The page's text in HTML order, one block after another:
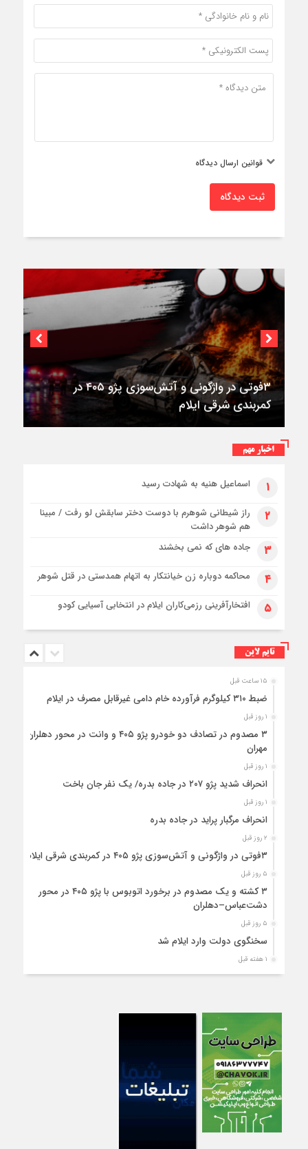
قوانین ارسال دیدگاه
ثبت دیدگاه
۳فوتی در واژگونی و آتش‌سوزی پژو ۴۰۵ در
کمربندی شرقی ایلام
اخبار مهم
۱ اسماعیل هنیه به شهادت رسید
۲
راز شیطانی شوهرم با دوست دختر سابقش لو رفت / مبینا
هم شوهر داشت
۳ جاده های که نمی بخشند
۴ محاکمه دوباره زن خیانتکار به اتهام همدستی در قتل شوهر
۵ افتخارآفرینی رزمی‌کاران ایلام در انتخابی آسیایی کودو
تایم لاین
۱۵ ساعت قبل
ضبط ۳۱۰ کیلوگرم فرآورده خام دامی غیرقابل مصرف در ایلام
۱ روز قبل
۳ مصدوم در تصادف دو خودرو پژو ۴۰۵ و وانت در محور دهلران-
مهران
۱ روز قبل
انحراف شدید پژو ۲۰۷ در جاده بدره/ یک نفر جان باخت
۱ روز قبل
انحراف مرگبار پراید در جاده بدره
۲ روز قبل
۳فوتی در واژگونی و آتش‌سوزی پژو ۴۰۵ در کمربندی شرقی ایلام
۵ روز قبل
۳ کشته و یک مصدوم در برخورد اتوبوس با پژو ۴۰۵ در محور
دشت‌عباس–دهلران
۵ روز قبل
سخنگوی دولت وارد ایلام شد
۱ هفته قبل
استقرار ۷۱۴ دستگاه اتوبوس در پایانه برکت مهران برای بازگشت
واژگونی مرگبار پژوپارس در محور دهلران/ ۴ زائر اربعین جان باختند
۱ هفته قبل
۴کشته و یک مصدوم در حادثه مرگبار واژگونی خودرو پژو پارس در
دهلران
۱ هفته قبل
انتقال هوایی زائر اربعین از ایلام به تهران
۱ هفته قبل